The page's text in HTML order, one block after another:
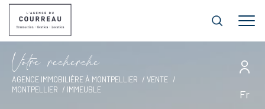
Fr
Votre recherche
AGENCE IMMOBILIÈRE À MONTPELLIER
VENTE
MONTPELLIER
IMMEUBLE